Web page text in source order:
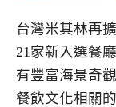
台灣米其林再
21家新入選餐
有豐富海景奇
餐飲文化相關